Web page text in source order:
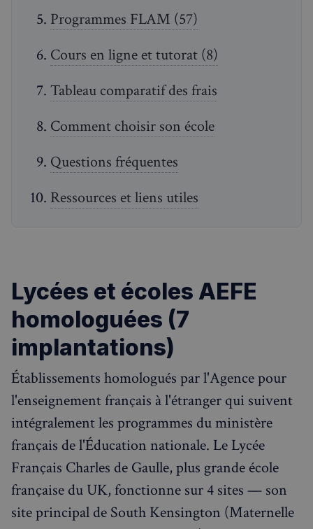
Programmes FLAM (57)
Cours en ligne et tutorat (8)
Tableau comparatif des frais
Comment choisir son école
Questions fréquentes
Ressources et liens utiles
Lycées et écoles AEFE
homologuées (7
implantations)
Établissements homologués par l'Agence pour
l'enseignement français à l'étranger qui suivent
intégralement les programmes du ministère
français de l'Éducation nationale. Le Lycée
Français Charles de Gaulle, plus grande école
française du UK, fonctionne sur 4 sites — son
site principal de South Kensington (Maternelle